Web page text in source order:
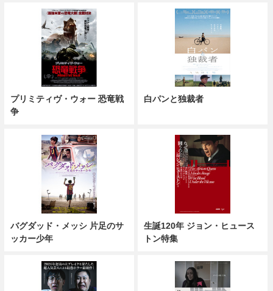
プリミティヴ・ウォー 恐竜戦
争
白パンと独裁者
バグダッド・メッシ 片足のサ
ッカー少年
生誕120年 ジョン・ヒュース
トン特集